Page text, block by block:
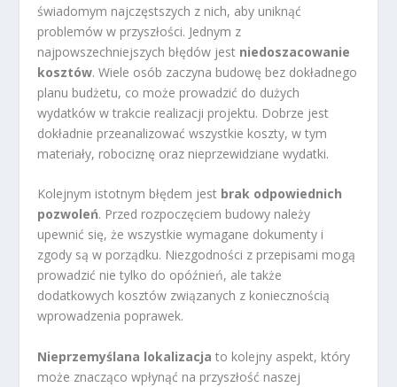
świadomym najczęstszych z nich, aby uniknąć
problemów w przyszłości. Jednym z
najpowszechniejszych błędów jest niedoszacowanie
kosztów. Wiele osób zaczyna budowę bez dokładnego
planu budżetu, co może prowadzić do dużych
wydatków w trakcie realizacji projektu. Dobrze jest
dokładnie przeanalizować wszystkie koszty, w tym
materiały, robociznę oraz nieprzewidziane wydatki.
Kolejnym istotnym błędem jest brak odpowiednich
pozwoleń. Przed rozpoczęciem budowy należy
upewnić się, że wszystkie wymagane dokumenty i
zgody są w porządku. Niezgodności z przepisami mogą
prowadzić nie tylko do opóźnień, ale także
dodatkowych kosztów związanych z koniecznością
wprowadzenia poprawek.
Nieprzemyślana lokalizacja to kolejny aspekt, który
może znacząco wpłynąć na przyszłość naszej